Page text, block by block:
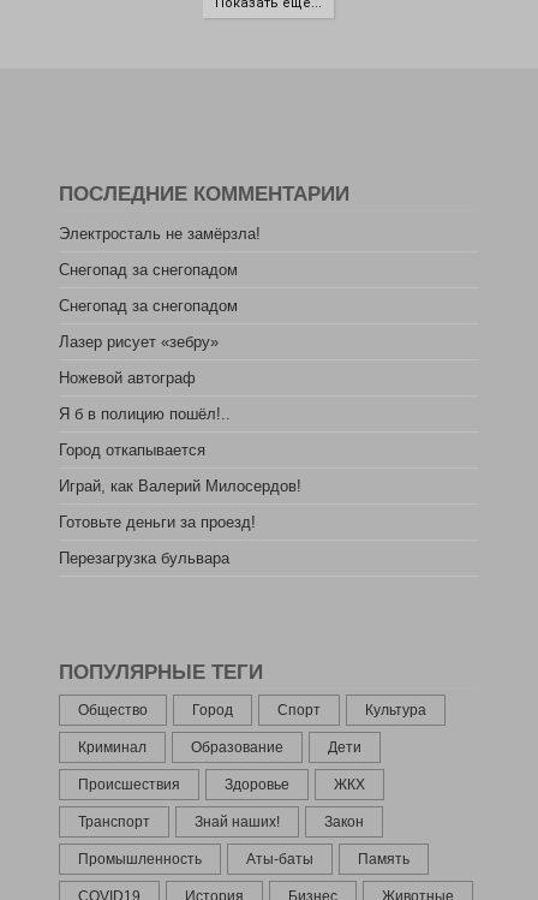
ПОСЛЕДНИЕ КОММЕНТАРИИ
Электросталь не замёрзла!
Снегопад за снегопадом
Снегопад за снегопадом
Лазер рисует «зебру»
Ножевой автограф
Я б в полицию пошёл!..
Город откапывается
Играй, как Валерий Милосердов!
Готовьте деньги за проезд!
Перезагрузка бульвара
ПОПУЛЯРНЫЕ ТЕГИ
Общество Город Спорт Культура
Криминал Образование Дети
Происшествия Здоровье ЖКХ
Транспорт Знай наших! Закон
Промышленность Аты-баты Память
COVID19 История Бизнес Животные